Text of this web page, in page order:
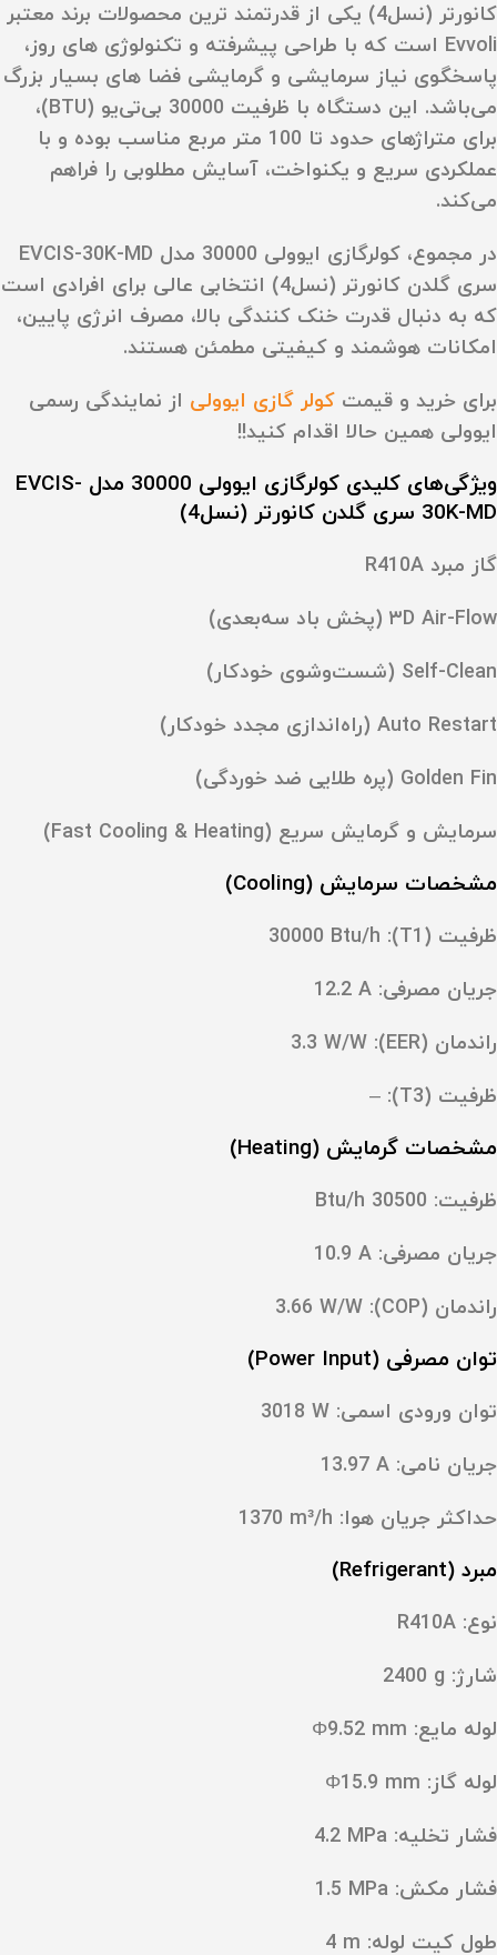
کانورتر (نسل4) یکی از قدرتمند ترین محصولات برند معتبر
Evvoli است که با طراحی پیشرفته و تکنولوژی‌ های روز،
پاسخگوی نیاز سرمایشی و گرمایشی فضا های بسیار بزرگ
می‌باشد. این دستگاه با ظرفیت 30000 بی‌تی‌یو (BTU)،
برای متراژهای حدود تا 100 متر مربع مناسب بوده و با
عملکردی سریع و یکنواخت، آسایش مطلوبی را فراهم
می‌کند.
در مجموع، کولرگازی ایوولی 30000 مدل EVCIS-30K-MD
سری گلدن کانورتر (نسل4) انتخابی عالی برای افرادی است
که به دنبال قدرت خنک‌ کنندگی بالا، مصرف انرژی پایین،
امکانات هوشمند و کیفیتی مطمئن هستند.
برای خرید و قیمت کولر گازی ایوولی از نمایندگی رسمی
ایوولی همین حالا اقدام کنید!!
ویژگی‌های کلیدی کولرگازی ایوولی 30000 مدل EVCIS-
30K-MD سری گلدن کانورتر (نسل4)
گاز مبرد R410A
۳D Air-Flow (پخش باد سه‌بعدی)
Self-Clean (شست‌وشوی خودکار)
Auto Restart (راه‌اندازی مجدد خودکار)
Golden Fin (پره طلایی ضد خوردگی)
سرمایش و گرمایش سریع (Fast Cooling & Heating
)
مشخصات سرمایش (Cooling)
ظرفیت (T1):
30000 Btu/h
جریان مصرفی: ‎12.2 A
راندمان (EER): ‎3.3 W/W
ظرفیت (T3): ‎–
مشخصات گرمایش (Heating)
ظرفیت: 30500 Btu/h
جریان مصرفی: ‎10.9 A
راندمان (COP): ‎3.66 W/W
توان مصرفی (Power Input)
توان ورودی اسمی: ‎3018 W
جریان نامی: ‎13.97 A
حداکثر جریان هوا: ‎1370 m³/h
مبرد (Refrigerant)
نوع: R410A
شارژ: ‎2400 g
لوله مایع: ‎Φ9.52 mm
لوله گاز: ‎Φ15.9 mm
فشار تخلیه: ‎4.2 MPa
فشار مکش: ‎1.5 MPa
طول کیت لوله: ‎4 m